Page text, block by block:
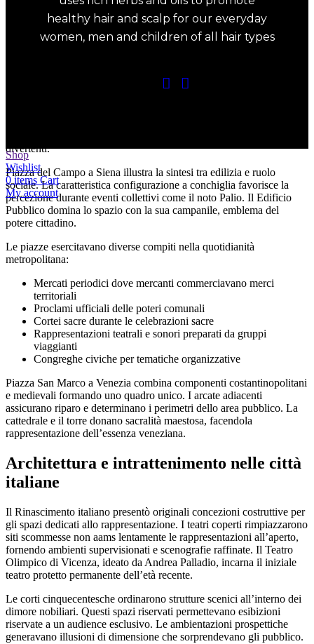
campanili e i sedi garantivano posizioni di veduta preferenziali
durante le cerimonie collettive.
divertenti.
Piazza del Campo a Siena illustra la sintesi tra edilizia e ruolo
sociale. La caratteristica configurazione a conchiglia favorisce la
percezione durante eventi collettivi come il noto Palio. Il Edificio
Pubblico domina lo spazio con la sua campanile, emblema del
potere cittadino.
Le piazze esercitavano diverse compiti nella quotidianità
metropolitana:
Mercati periodici dove mercanti commerciavano merci
territoriali
Proclami ufficiali delle poteri comunali
Cortei sacre durante le celebrazioni sacre
Rappresentazioni teatrali e sonori preparati da gruppi
viaggianti
Congreghe civiche per tematiche organizzative
Piazza San Marco a Venezia combina componenti costantinopolitani
e medievali formando uno quadro unico. I arcate adiacenti
assicurano riparo e determinano i perimetri dello area pubblico. La
cattedrale e il torre donano sacralità maestosa, facendola
rappresentazione dell’essenza veneziana.
Architettura e intrattenimento nelle città
italiane
Il Rinascimento italiano presentò originali concezioni costruttive per
gli spazi dedicati allo rappresentazione. I teatri coperti rimpiazzarono
siti scommesse non aams lentamente le rappresentazioni all’aperto,
fornendo ambienti supervisionati e scenografie raffinate. Il Teatro
Olimpico di Vicenza, ideato da Andrea Palladio, incarna il iniziale
teatro protetto permanente dell’età recente.
Le corti cinquecentesche ordinarono strutture scenici all’interno dei
dimore nobiliari. Questi spazi riservati permettevano esibizioni
riservate a un audience esclusivo. Le ambientazioni prospettiche
generavano illusioni di dimensione che sorprendevano gli pubblico.
healthy hair and scalp for our everyday
women, men and children of all hair types
Shop
Wishlist
0items Cart
My account